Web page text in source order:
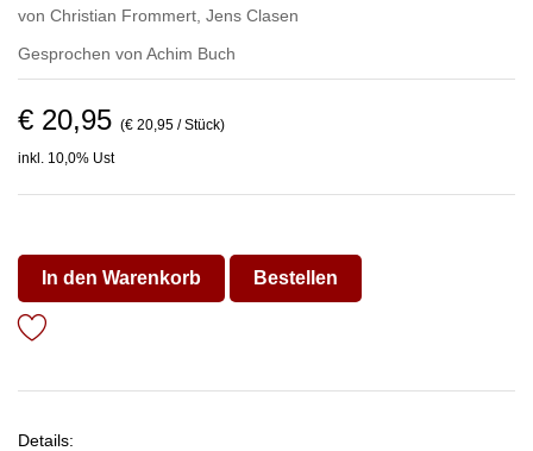
von Christian Frommert Jens Clasen
Gesprochen von Achim Buch
€ 20,95 (€ 20,95 / Stück)
inkl. 10,0% Ust
In den Warenkorb Bestellen
Details: